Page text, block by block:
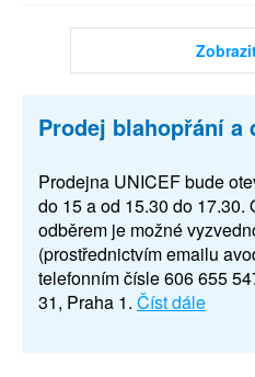
Prodej blahopřání a
Prodejna UNICEF bude
do 15 a od 15.30 do 17.30.
odběrem je možné
(prostřednictvím emailu
telefonním čísle 606 655
31, Praha 1. Číst dále